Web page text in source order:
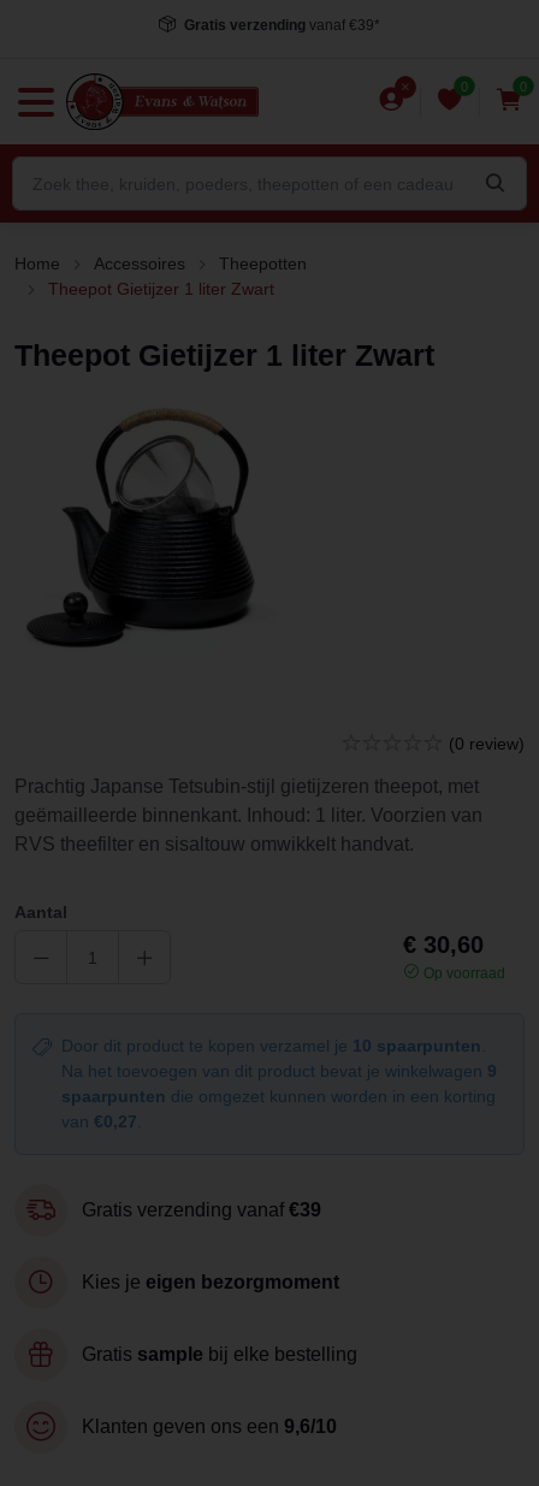
Gratis verzending vanaf €39*
0 0
Home Accessoires
Theepotten
Theepot Gietijzer 1 liter Zwart
Theepot Gietijzer 1 liter Zwart
(0 review)
Prachtig Japanse Tetsubin-stijl gietijzeren theepot, met
geëmailleerde binnenkant. Inhoud: 1 liter. Voorzien van
RVS theefilter en sisaltouw omwikkelt handvat.
Aantal
€ 30,60
Op voorraad
Door dit product te kopen verzamel je 10 spaarpunten
Na het toevoegen van dit product bevat je winkelwagen 9
spaarpunten die omgezet kunnen worden in een korting
van €0,27
Gratis verzending vanaf €39
Kies je eigen bezorgmoment
Gratis sample bij elke bestelling
Klanten geven ons een 9,6/10